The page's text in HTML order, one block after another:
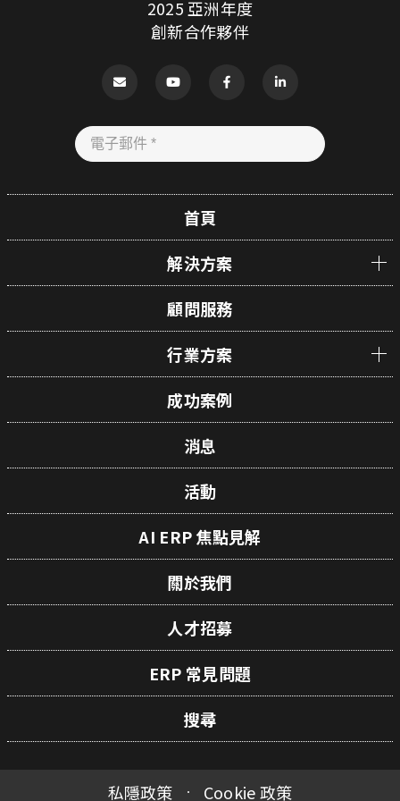
2025 亞洲年度
創新合作夥伴
首頁
解決方案
顧問服務
行業方案
成功案例
消息
活動
AI ERP 焦點見解
關於我們
人才招募
ERP 常見問題
搜尋
私隱政策 Cookie 政策